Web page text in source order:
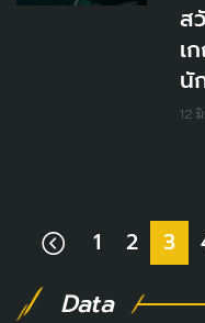
ส
เ
นั
12
1 2 3
Data